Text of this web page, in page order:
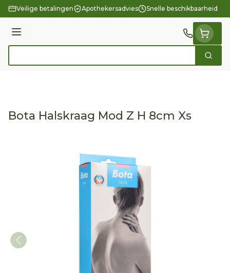
Ga naar de inhoud
Veilige betalingen Apothekersadvies Snelle beschikbaarheid
Menu
Zoek
Bota Halskraag Mod Z H 8cm Xs